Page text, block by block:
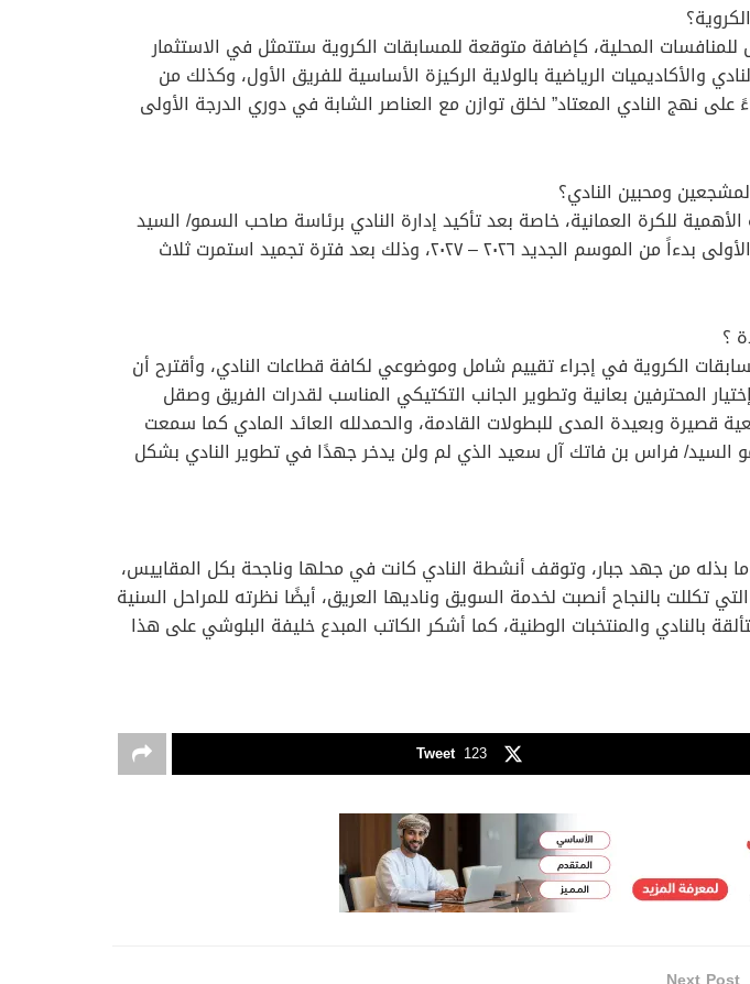
المحلية، كإضافة متوقعة للمسابقات الكروية ستتمثل في الاستثمار
والأكاديميات الرياضية بالولاية الركيزة الأساسية للفريق الأول، وكذلك من
على نهج النادي المعتاد” لخلق توازن مع العناصر الشابة في دوري الدرجة الأولى
ومحبين النادي؟
للكرة العمانية، خاصة بعد تأكيد إدارة النادي برئاسة صاحب السمو/ السيد
فراس بن فاتك آل سعيد- عودة الفريق الأول للمنافسات الرسمية في دوري الدرجة الأولى بدءاً من الموسم الجديد ٢٠٢٦ – ٢٠٢٧، وذلك بعد فترة تجميد استمرت ثلاث
؟
الكروية في إجراء تقييم شامل وموضوعي لكافة قطاعات النادي، وأقترح أن
المحترفين بعانية وتطوير الجانب التكتيكي المناسب لقدرات الفريق وصقل
وبعيدة المدى للبطولات القادمة، والحمدلله العائد المادي كما سمعت
السيد/ فراس بن فاتك آل سعيد الذي لم ولن يدخر جهدًا في تطوير النادي بشكل
من جهد جبار، وتوقف أنشطة النادي كانت في محلها وناجحة بكل المقاييس،
بالنجاح أنصبت لخدمة السويق وناديها العريق، أيضًا نظرته للمراحل السنية
بالنادي والمنتخبات الوطنية، كما أشكر الكاتب المبدع خليفة البلوشي على هذا
Tweet 123